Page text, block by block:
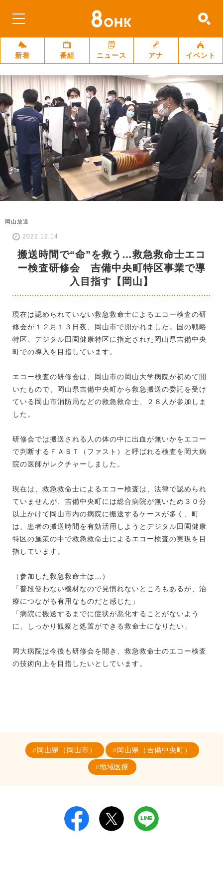
新着 番組 ニュース アナ イベント
岡山放送
2022.12.14
搬送時間で“命”を救う…救急救命士エコ
ー検査研修会 吉備中央町特区事業で導
入目指す【岡山】
現在は認められていない救急救命士によるエコー検査の研
修会が１２月１３日夜、岡山市で開かれました。国の戦略
特区、デジタル田園健康特区に指定された岡山県吉備中央
町での導入を目指しています。
エコー検査の研修会は、岡山市の岡山大学病院が初めて開
いたもので、岡山県吉備中央町から救急搬送の委託を受け
ている岡山市消防局などの救急救命士、２８人が参加しま
した。
研修会では搬送される人の体の中に出血が無いかをエコー
で判断するＦＡＳＴ（ファスト）と呼ばれる検査を岡大病
院の医師がレクチャーしました。
現在は、救急救命士によるエコー検査は、法律で認められ
ていませんが、吉備中央町には総合病院が無いため３０分
以上かけて岡山市内の病院に搬送するケースが多く、町
は、患者の搬送時間を有効活用しようとデジタル田園健康
特区の施策の中で救急救命士によるエコー検査の実現を目
指しています。
（参加した救急救命士は…）
「普段使わない機材なので見慣れないところもあるが、治
療につながる有用なものだと感じた」
「病院に搬送するまでに症状が悪化することがないよう
に、しっかり観察と処置ができる救命士になりたい」
岡大病院は今後も研修会を開き、救急救命士のエコー検査
の技術向上を目指したいとしています。
岡山県（岡山市） 岡山県（吉備中央町）
地域医療